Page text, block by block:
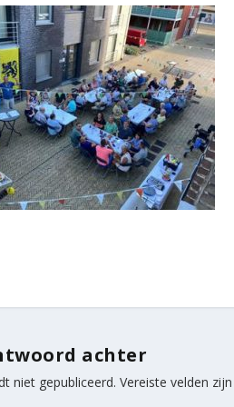
achter
niet gepubliceerd. Vereiste velden